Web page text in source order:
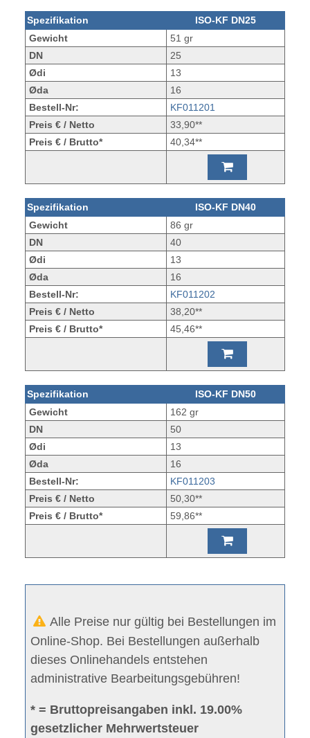
Spezifikation
ISO-KF DN25
Gewicht
51 gr
DN
25
Ødi
13
Øda
16
Bestell-Nr:
KF011201
Preis € / Netto
33,90**
Preis € / Brutto*
40,34**
Spezifikation
ISO-KF DN40
Gewicht
86 gr
DN
40
Ødi
13
Øda
16
Bestell-Nr:
KF011202
Preis € / Netto
38,20**
Preis € / Brutto*
45,46**
Spezifikation
ISO-KF DN50
Gewicht
162 gr
DN
50
Ødi
13
Øda
16
Bestell-Nr:
KF011203
Preis € / Netto
50,30**
Preis € / Brutto*
59,86**
Alle Preise nur gültig bei Bestellungen im
Online-Shop. Bei Bestellungen außerhalb
dieses Onlinehandels entstehen
administrative Bearbeitungsgebühren!
* = Bruttopreisangaben inkl. 19.00%
gesetzlicher Mehrwertsteuer